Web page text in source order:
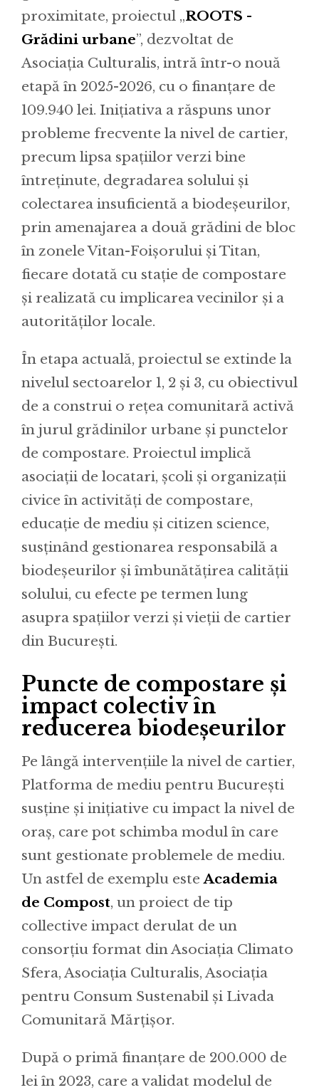
proximitate, proiectul „ROOTS -
Grădini urbane”, dezvoltat de
Asociația Culturalis, intră într-o nouă
etapă în 2025-2026, cu o finanțare de
109.940 lei. Inițiativa a răspuns unor
probleme frecvente la nivel de cartier,
precum lipsa spațiilor verzi bine
întreținute, degradarea solului și
colectarea insuficientă a biodeșeurilor,
prin amenajarea a două grădini de bloc
în zonele Vitan-Foișorului și Titan,
fiecare dotată cu stație de compostare
și realizată cu implicarea vecinilor și a
autorităților locale.
În etapa actuală, proiectul se extinde la
nivelul sectoarelor 1, 2 și 3, cu obiectivul
de a construi o rețea comunitară activă
în jurul grădinilor urbane și punctelor
de compostare. Proiectul implică
asociații de locatari, școli și organizații
civice în activități de compostare,
educație de mediu și citizen science,
susținând gestionarea responsabilă a
biodeșeurilor și îmbunătățirea calității
solului, cu efecte pe termen lung
asupra spațiilor verzi și vieții de cartier
din București.
Puncte de compostare și
impact colectiv în
reducerea biodeșeurilor
Pe lângă intervențiile la nivel de cartier,
Platforma de mediu pentru București
susține și inițiative cu impact la nivel de
oraș, care pot schimba modul în care
sunt gestionate problemele de mediu.
Un astfel de exemplu esteAcademia
de Compost, un proiect de tip
collective impact derulat de un
consorțiu format din Asociația Climato
Sfera, Asociația Culturalis, Asociația
pentru Consum Sustenabil și Livada
Comunitară Mărțișor.
După o primă finanțare de 200.000 de
lei în 2023, care a validat modelul de